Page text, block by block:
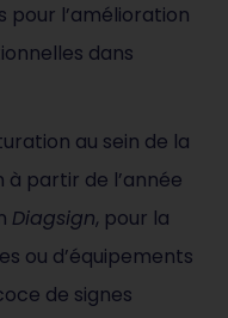
pour l’amélioration
dans
au sein de la
à partir de l’année
Diagsign, pour la
ou d’équipements
de signes